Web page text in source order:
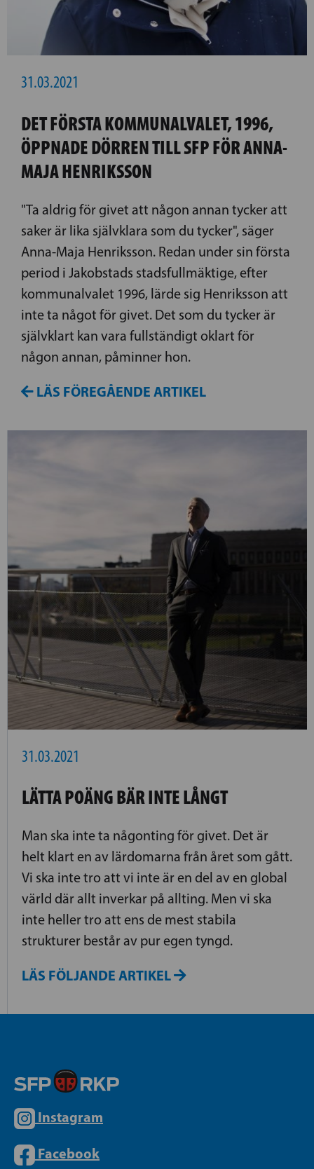
31.03.2021
DET FÖRSTA KOMMUNALVALET, 1996,
ÖPPNADE DÖRREN TILL SFP FÖR ANNA-
MAJA HENRIKSSON
"Ta aldrig för givet att någon annan tycker att
saker är lika självklara som du tycker", säger
Anna-Maja Henriksson. Redan under sin första
period i Jakobstads stadsfullmäktige, efter
kommunalvalet 1996, lärde sig Henriksson att
inte ta något för givet. Det som du tycker är
självklart kan vara fullständigt oklart för
någon annan, påminner hon.
LÄS FÖREGÅENDE ARTIKEL
31.03.2021
LÄTTA POÄNG BÄR INTE LÅNGT
Man ska inte ta någonting för givet. Det är
helt klart en av lärdomarna från året som gått.
Vi ska inte tro att vi inte är en del av en global
värld där allt inverkar på allting. Men vi ska
inte heller tro att ens de mest stabila
strukturer består av pur egen tyngd.
LÄS FÖLJANDE ARTIKEL
Instagram
Facebook